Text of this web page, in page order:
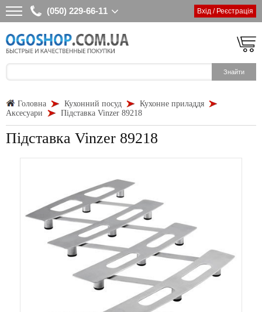
(050) 229-66-11 Вхід / Реєстрація
Головна Кухонний посуд
Кухонне приладдя
Аксесуари
Підставка Vinzer 89218
Підставка Vinzer 89218